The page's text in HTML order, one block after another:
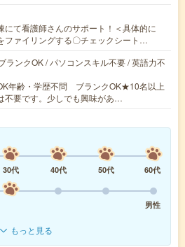
て看護師さんのサポート！＜具体的に
ァイリングする〇チェックシート…
ランクOK / パソコンスキル不要 / 英語力不
年齢・学歴不問 ブランクOK★10名以上
不要です。少しでも興味があ…
30代 40代 50代
60代
男性
もっと見る